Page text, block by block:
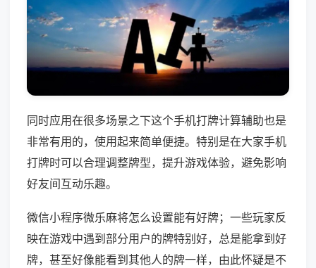
同时应用在很多场景之下这个手机打牌计算辅助也是
非常有用的，使用起来简单便捷。特别是在大家手机
打牌时可以合理调整牌型，提升游戏体验，避免影响
好友间互动乐趣。
微信小程序微乐麻将怎么设置能有好牌；一些玩家反
映在游戏中遇到部分用户的牌特别好，总是能拿到好
牌，甚至好像能看到其他人的牌一样，由此怀疑是不